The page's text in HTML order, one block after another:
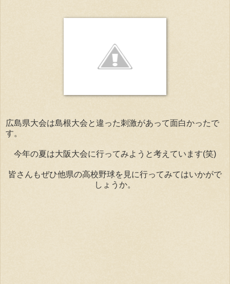
広島県大会は島根大会と違った刺激があって面白かったで
す。
今年の夏は大阪大会に行ってみようと考えています(笑)
皆さんもぜひ他県の高校野球を見に行ってみてはいかがで
しょうか。